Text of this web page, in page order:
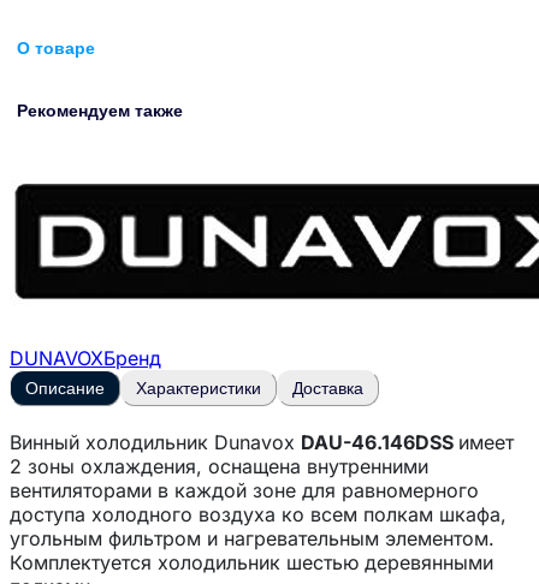
О товаре
Рекомендуем также
DUNAVOXБренд
Описание Характеристики Доставка
Винный холодильник Dunavox DAU-46.146DSS имеет
2 зоны охлаждения, оснащена внутренними
вентиляторами в каждой зоне для равномерного
доступа холодного воздуха ко всем полкам шкафа,
угольным фильтром и нагревательным элементом.
Комплектуется холодильник шестью деревянными